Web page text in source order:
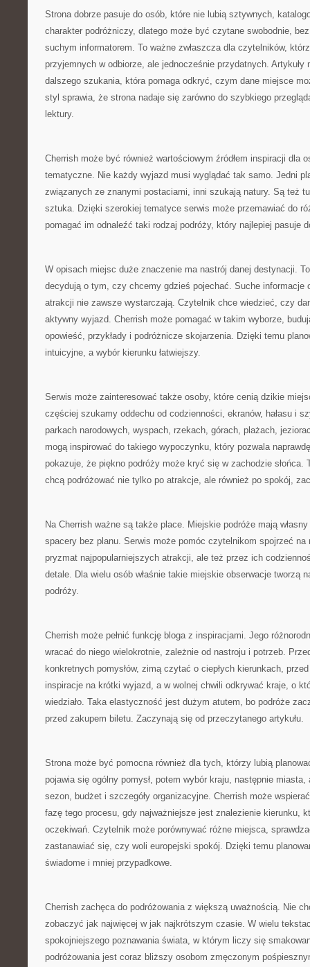
Strona dobrze pasuje do osób, które nie lubią sztywnych,
charakter podróżniczy, dlatego może być czytane swobodnie,
suchym informatorem. To ważne zwłaszcza dla czytelników,
przyjemnych w odbiorze, ale jednocześnie przydatnych. Artykuły
dalszego szukania, która pomaga odkryć, czym dane miejsce
styl sprawia, że strona nadaje się zarówno do szybkiego
lektury.
Cherrish może być również wartościowym źródłem inspiracji dla
tematyczne. Nie każdy wyjazd musi wyglądać tak samo. Jedni
związanych ze znanymi postaciami, inni szukają natury. Są też
sztuka. Dzięki szerokiej tematyce serwis może przemawiać do
pomagać im odnaleźć taki rodzaj podróży, który najlepiej pasuje
W opisach miejsc duże znaczenie ma nastrój danej destynacji.
decydują o tym, czy chcemy gdzieś pojechać. Suche informacje
atrakcji nie zawsze wystarczają. Czytelnik chce wiedzieć, czy
aktywny wyjazd. Cherrish może pomagać w takim wyborze,
opowieść, przykłady i podróżnicze skojarzenia. Dzięki temu
intuicyjne, a wybór kierunku łatwiejszy.
Serwis może zainteresować także osoby, które cenią dzikie
częściej szukamy oddechu od codzienności, ekranów, hałasu i
parkach narodowych, wyspach, rzekach, górach, plażach,
mogą inspirować do takiego wypoczynku, który pozwala
pokazuje, że piękno podróży może kryć się w zachodzie słońca.
chcą podróżować nie tylko po atrakcje, ale również po spokój,
Na Cherrish ważne są także place. Miejskie podróże mają
spacery bez planu. Serwis może pomóc czytelnikom spojrzeć
pryzmat najpopularniejszych atrakcji, ale też przez ich
detale. Dla wielu osób właśnie takie miejskie obserwacje tworzą
podróży.
Cherrish może pełnić funkcję bloga z inspiracjami. Jego
wracać do niego wielokrotnie, zależnie od nastroju i potrzeb.
konkretnych pomysłów, zimą czytać o ciepłych kierunkach,
inspiracje na krótki wyjazd, a w wolnej chwili odkrywać kraje, o
wiedziało. Taka elastyczność jest dużym atutem, bo podróże
przed zakupem biletu. Zaczynają się od przeczytanego artykułu.
Strona może być pomocna również dla tych, którzy lubią
pojawia się ogólny pomysł, potem wybór kraju, następnie
sezon, budżet i szczegóły organizacyjne. Cherrish może
fazę tego procesu, gdy najważniejsze jest znalezienie kierunku,
oczekiwań. Czytelnik może porównywać różne miejsca,
zastanawiać się, czy woli europejski spokój. Dzięki temu
świadome i mniej przypadkowe.
Cherrish zachęca do podróżowania z większą uważnością. Nie
zobaczyć jak najwięcej w jak najkrótszym czasie. W wielu
spokojniejszego poznawania świata, w którym liczy się
podróżowania jest coraz bliższy osobom zmęczonym